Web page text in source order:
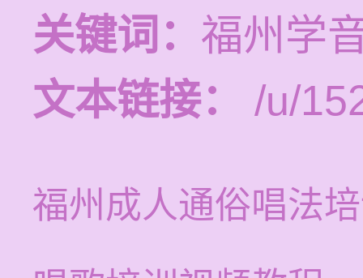
关键词： 福州学
文本链接：
/u/
福州成人通俗唱法